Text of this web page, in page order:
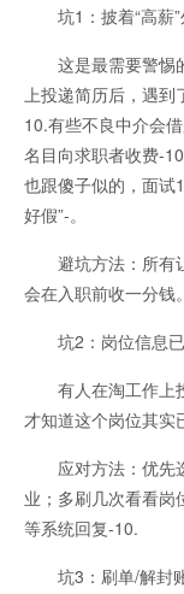
坑1：披着“高薪”
这是最需要警惕
上投递简历后，遇到
10.有些不良中介会
名目向求职者收费-
也跟傻子似的，面试
好假”-。
避坑方法：所有
会在入职前收一分钱。
坑2：岗位信息已
有人在淘工作上
才知道这个岗位其实
应对方法：优先选
业；多刷几次看看岗
等系统回复-10.
坑3：刷单/解封